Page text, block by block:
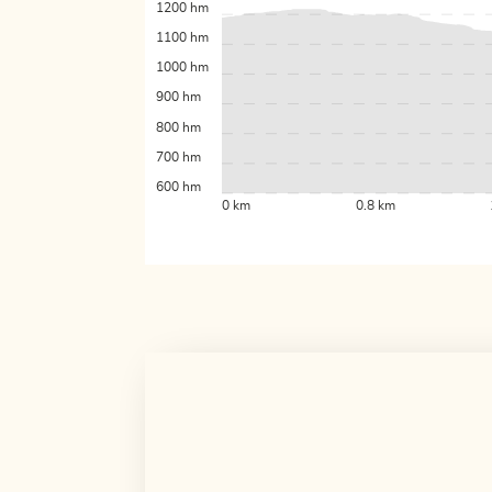
0 km 0.8 km
600 hm
700 hm
800 hm
900 hm
1000 hm
1100 hm
1200 hm